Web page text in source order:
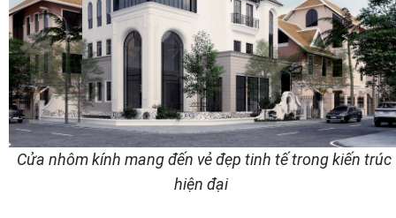
Cửa nhôm kính mang đến vẻ đẹp tinh tế trong kiến trúc
hiện đại